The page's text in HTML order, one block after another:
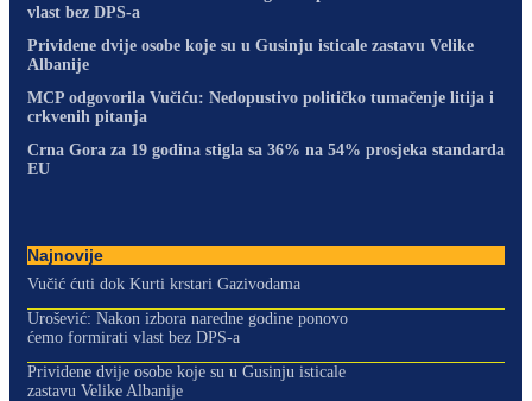
vlast bez DPS-a
Prividene dvije osobe koje su u Gusinju isticale zastavu Velike
Albanije
MCP odgovorila Vučiću: Nedopustivo političko tumačenje litija i
crkvenih pitanja
Crna Gora za 19 godina stigla sa 36% na 54% prosjeka standarda
EU
Najnovije
Vučić ćuti dok Kurti krstari Gazivodama
Urošević: Nakon izbora naredne godine ponovo
ćemo formirati vlast bez DPS-a
Prividene dvije osobe koje su u Gusinju isticale
zastavu Velike Albanije